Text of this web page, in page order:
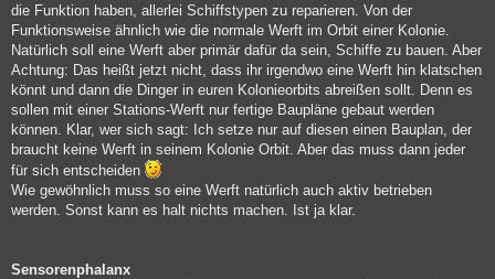
die Funktion haben, allerlei Schiffstypen zu reparieren. Von der
Funktionsweise ähnlich wie die normale Werft im Orbit einer Kolonie.
Natürlich soll eine Werft aber primär dafür da sein, Schiffe zu bauen. Aber
Achtung: Das heißt jetzt nicht, dass ihr irgendwo eine Werft hin klatschen
könnt und dann die Dinger in euren Kolonieorbits abreißen sollt. Denn es
sollen mit einer Stations-Werft nur fertige Baupläne gebaut werden
können. Klar, wer sich sagt: Ich setze nur auf diesen einen Bauplan, der
braucht keine Werft in seinem Kolonie Orbit. Aber das muss dann jeder
für sich entscheiden
Wie gewöhnlich muss so eine Werft natürlich auch aktiv betrieben
werden. Sonst kann es halt nichts machen. Ist ja klar.
Sensorenphalanx